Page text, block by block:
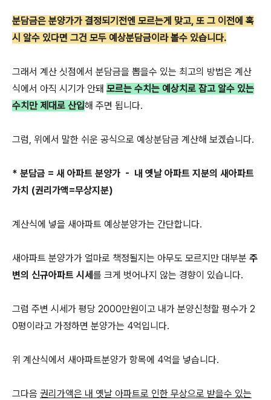
분담금은 분양가가 결정되기전엔 모르는게 맞고, 또 그 이전에 혹
시 알수 있다면 그건 모두 예상분담금이라 볼수 있습니다.
그래서 계산 싯점에서 분담금을 뽑을수 있는 최고의 방법은 계산
식에서 아직 시기가 안돼 모르는 수치는 예상치로 잡고 알수 있는
수치만 제대로 산입해 주면 됩니다.
그럼, 위에서 말한 쉬운 공식으로 예상분담금 계산해 보겠습니다.
* 분담금 = 새 아파트 분양가 - 내 옛날 아파트 지분의 새아파트
가치 (권리가액=무상지분)
계산식에 넣을 새아파트 예상분양가는 간단합니다.
새아파트 분양가가 얼마로 책정될지는 아무도 모르지만 대부분 주
변의 신규아파트 시세를 크게 벗어나지 않는 경향이 있습니다.
그럼 주변 시세가 평당 2000만원이고 내가 분양신청할 평수가 2
0평이라고 가정하면 분양가는 4억입니다.
위 계산식에서 새아파트분양가 항목에 4억을 넣습니다.
그다음 권리가액은 내 옛날 아파트로 인한 무상으로 받을수 있는